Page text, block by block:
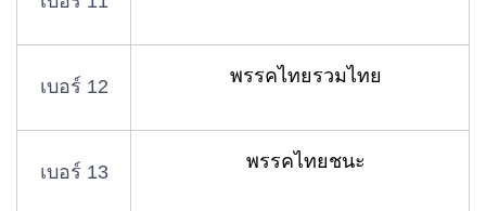
เบอร์ 12 พรรคไทยรวมไทย
เบอร์ 13 พรรคไทยชนะ